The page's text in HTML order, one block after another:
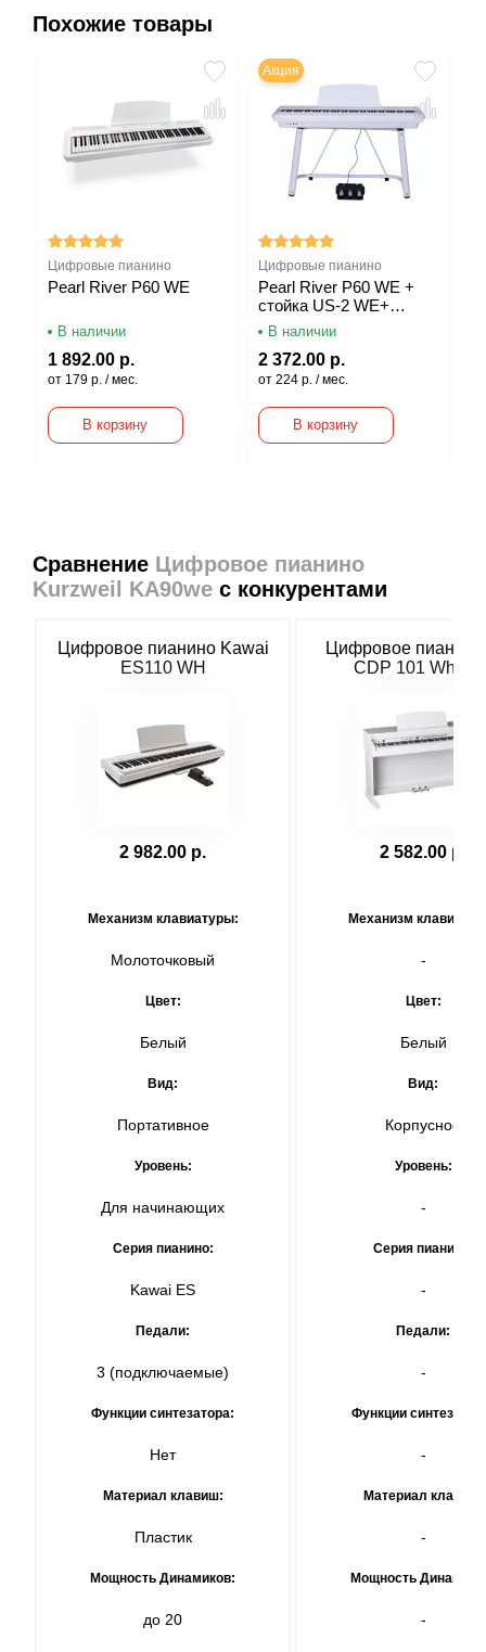
Похожие товары
Цифровые пианино
Pearl River P60 WE
В наличии
1 892.00 р.
от 179 р. / мес.
В корзину
Акция
Цифровые пианино
Pearl River P60 WE +
стойка US-2 WE+
педальный блок EP-15
В наличии
2 372.00 р.
от 224 р. / мес.
В корзину
Сравнение Цифровое пианино
Kurzweil KA90we с конкурентами
Цифровое пианино Kawai
ES110 WH
2 982.00 р.
Механизм клавиатуры:
Молоточковый
Цвет:
Белый
Вид:
Портативное
Уровень:
Для начинающих
Серия пианино:
Kawai ES
Педали:
3 (подключаемые)
Функции синтезатора:
Нет
Материал клавиш:
Пластик
Мощность Динамиков:
до 20
Цифровое пианино
CDP 101 White
2 582.00 р.
Механизм
-
Цвет:
Белый
Вид:
Корпусное
Уровень:
-
Серия пианино:
-
Педали:
-
Функции
-
Материал клавиш:
-
Мощность
-